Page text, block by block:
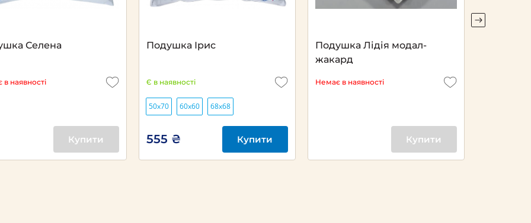
Селена
наявності
Купити
Подушка Ірис
Є в наявності
50х70 60х60 68х68
555 ₴ Купити
Подушка Лідія модал-
жакард
Немає в наявності
Купити